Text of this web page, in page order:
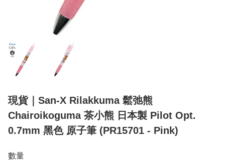
現貨｜San-X Rilakkuma 鬆弛熊
Chairoikoguma 茶小熊 日本製 Pilot Opt.
0.7mm 黑色 原子筆 (PR15701 - Pink)
數量